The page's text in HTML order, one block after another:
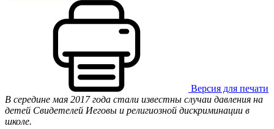
Версия для печати
В середине мая 2017 года стали известны случаи давления на
детей Свидетелей Иеговы и религиозной дискриминации в
школе.